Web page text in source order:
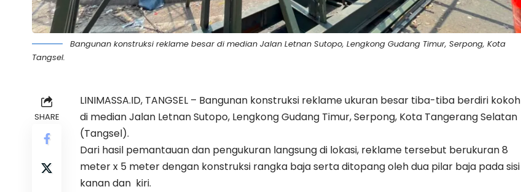
Bangunan konstruksi reklame besar di median Jalan Letnan Sutopo, Lengkong Gudang Timur, Serpong, Kota
Tangsel.
SHARE
LINIMASSA.ID, TANGSEL – Bangunan konstruksi reklameukuran besar tiba-tiba berdiri kokoh
di median Jalan Letnan Sutopo, Lengkong Gudang Timur, Serpong, Kota Tangerang Selatan
(Tangsel).
Dari hasil pemantauan dan pengukuran langsung di lokasi, reklame tersebut berukuran 8
meter x 5 meter dengan konstruksi rangka baja serta ditopang oleh dua pilar baja pada sisi
kanan dan kiri.